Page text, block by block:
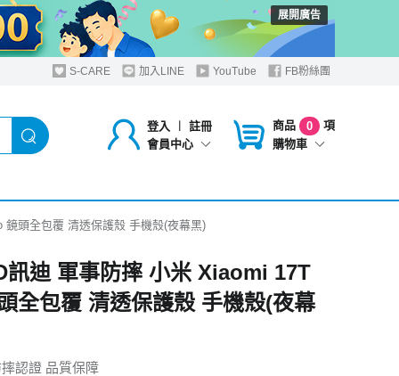
展開廣告
S-CARE 加入LINE YouTube FB粉絲團
登入 ︱
註冊
會員中心
商品 0
項
購物車
頭全包覆 清透保護殼 手機殼(夜幕黑)
訊迪 軍事防摔 小米 Xiaomi 17T
全包覆 清透保護殼 手機殼(夜幕
認證 品質保障